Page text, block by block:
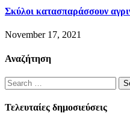
Σκύλοι κατασπαράσσουν
November 17, 2021
Αναζήτηση
Search
for:
Τελευταίες δημοσιεύσεις